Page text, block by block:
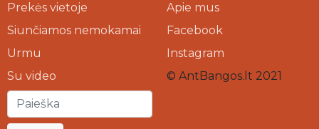
Prekės vietoje
Siunčiamos nemokamai
Urmu
Su video
Apie mus
Facebook
Instagram
© AntBangos.lt 2021